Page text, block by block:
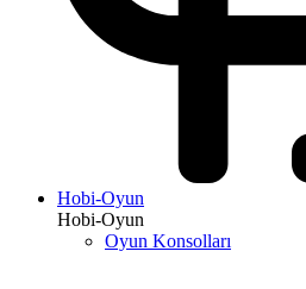
Hobi-Oyun
Hobi-Oyun
Oyun Konsolları